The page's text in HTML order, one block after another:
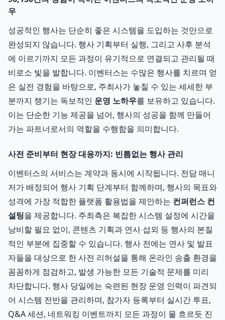
우
성공적인 행사는 단순히 좋은 시스템을 도입하는 것만으로
완성되지 않습니다. 행사 기획부터 실행, 그리고 사후 분석
에 이르기까지 모든 과정이 유기적으로 연결되고 관리될 때
비로소 빛을 발합니다. 이벤터스는 수많은 행사를 치르며 얻
은 실전 경험을 바탕으로, 주최사가 놓칠 수 있는 세세한 부
분까지 챙기는 독보적인 운영 노하우를 보유하고 있습니다.
이는 단순한 기능 제공을 넘어, 행사의 성공을 함께 만들어
가는 파트너로서의 역할을 수행함을 의미합니다.
사전 준비부터 현장 대응까지: 빈틈없는 행사 관리
이벤터스의 서비스는 계약과 동시에 시작됩니다. 전담 매니
저가 배정되어 행사 기획 단계부터 함께하며, 행사의 목표와
성격에 가장 적합한 플랫폼 활용법을 제안하는 컨퍼런스 컨
설팅을 제공합니다. 주최측은 복잡한 시스템 설정에 시간을
낭비할 필요 없이, 콘텐츠 기획과 연사 섭외 등 행사의 본질
적인 부분에 집중할 수 있습니다. 행사 전에는 연사 및 발표
자들을 대상으로 한 사전 리허설을 통해 온라인 송출 환경을
꼼꼼하게 점검하고, 발생 가능한 모든 기술적 문제를 미리
차단합니다. 행사 당일에는 숙련된 현장 운영 인력이 파견되
어 시스템 전반을 관리하며, 참가자 등록부터 실시간 투표,
Q&A 세션, 네트워킹 이벤트까지 모든 과정이 물 흐르듯 진